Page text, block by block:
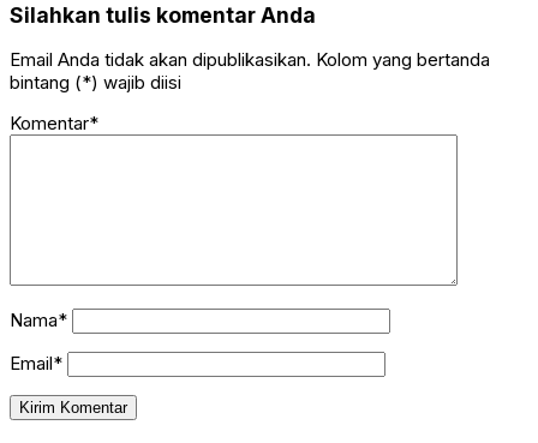
Silahkan tulis komentar Anda
Email Anda tidak akan dipublikasikan. Kolom yang bertanda
bintang (*) wajib diisi
Komentar*
Nama*
Email*